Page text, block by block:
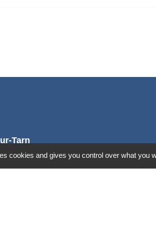
Tarn
cookies and gives you control over what you